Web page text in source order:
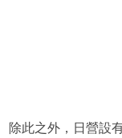
除此之外，日營設